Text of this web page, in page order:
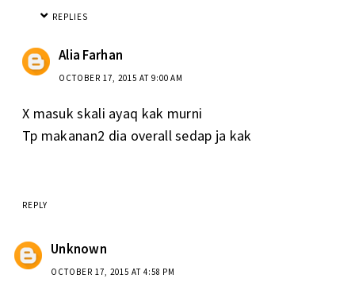
REPLIES
Alia Farhan
OCTOBER 17, 2015 AT 9:00 AM
X masuk skali ayaq kak murni
Tp makanan2 dia overall sedap ja kak
REPLY
Unknown
OCTOBER 17, 2015 AT 4:58 PM